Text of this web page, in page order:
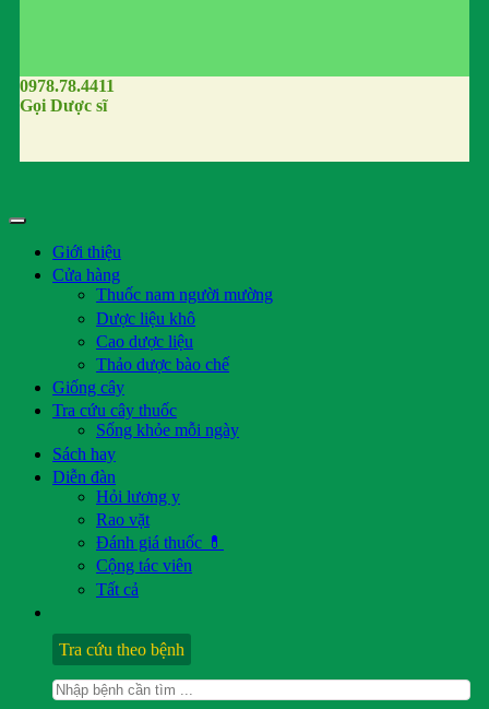
0978.78.4411
Gọi Dược sĩ
Giới thiệu
Cửa hàng
Thuốc nam người mường
Dược liệu khô
Cao dược liệu
Thảo dược bào chế
Giống cây
Tra cứu cây thuốc
Sống khỏe mỗi ngày
Sách hay
Diễn đàn
Hỏi lương y
Rao vặt
Đánh giá thuốc 💊
Cộng tác viên
Tất cả
Tra cứu theo bệnh